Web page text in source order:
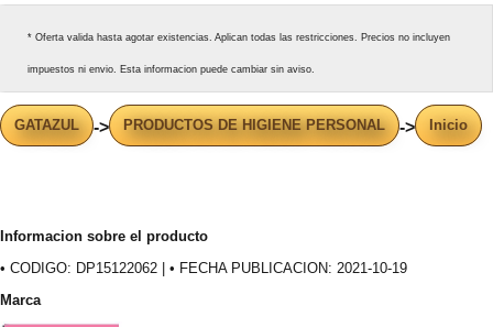
* Oferta valida hasta agotar existencias. Aplican todas las restricciones. Precios no incluyen
impuestos ni envio. Esta informacion puede cambiar sin aviso.
GATAZUL -> PRODUCTOS DE HIGIENE PERSONAL -> Inicio
Informacion sobre el producto
• CODIGO: DP15122062 | • FECHA PUBLICACION: 2021-10-19
Marca